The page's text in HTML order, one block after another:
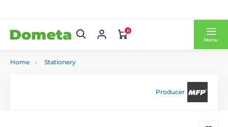
0
Menu
Home Stationery
Producer